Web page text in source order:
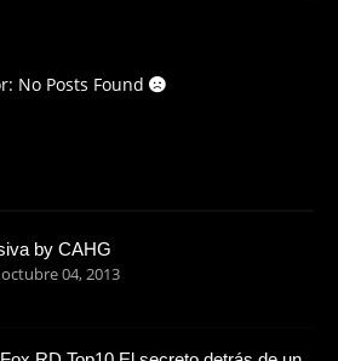
No Posts Found
by CAHG
04, 2013